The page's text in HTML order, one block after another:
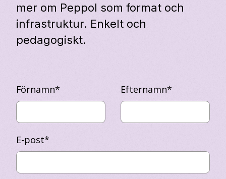
mer om Peppol som format och
infrastruktur. Enkelt och
pedagogiskt.
Förnamn* Efternamn*
E-post*